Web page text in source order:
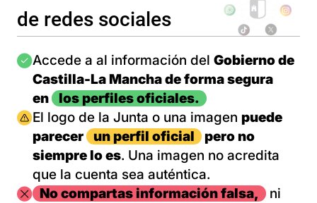
de redes sociales
Imagen
Accede a al información del Gobierno de
Castilla-La Mancha de forma segura
en
los perfiles oficiales.
Imagen
El logo de la Junta o una imagen puede
parecer
un perfil oficial
pero no
siempre lo es. Una imagen no acredita
que la cuenta sea auténtica.
ImagenNo compartas información falsa,
ni